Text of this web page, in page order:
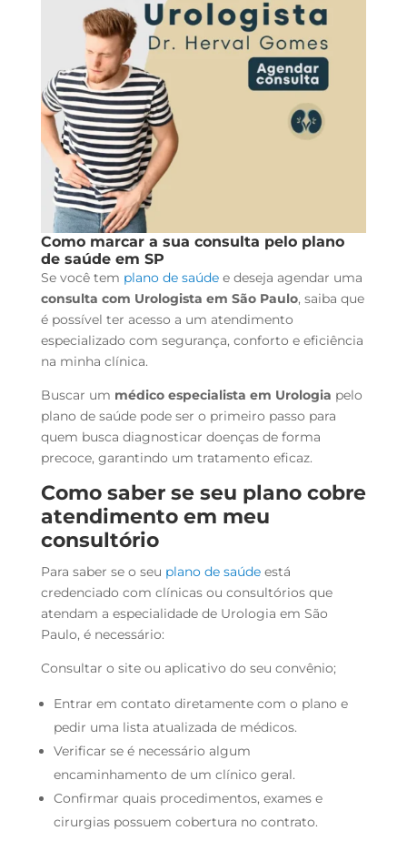
Como marcar a sua consulta pelo plano
de saúde em SP
Se você tem plano de saúdee deseja agendar uma
consulta com Urologista em São Paulo, saiba que
é possível ter acesso a um atendimento
especializado com segurança, conforto e eficiência
na minha clínica.
Buscar um médico especialista em Urologia pelo
plano de saúde pode ser o primeiro passo para
quem busca diagnosticar doenças de forma
precoce, garantindo um tratamento eficaz.
Como saber se seu plano cobre
atendimento em meu
consultório
Para saber se o seu plano de saúdeestá
credenciado com clínicas ou consultórios que
atendam a especialidade de Urologia em São
Paulo, é necessário:
Consultar o site ou aplicativo do seu convênio;
Entrar em contato diretamente com o plano e
pedir uma lista atualizada de médicos.
Verificar se é necessário algum
encaminhamento de um clínico geral.
Confirmar quais procedimentos, exames e
cirurgias possuem cobertura no contrato.